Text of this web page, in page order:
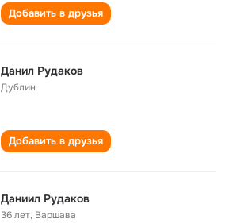
Добавить в друзья
Данил Рудаков
Дублин
Добавить в друзья
Даниил Рудаков
36 лет, Варшава